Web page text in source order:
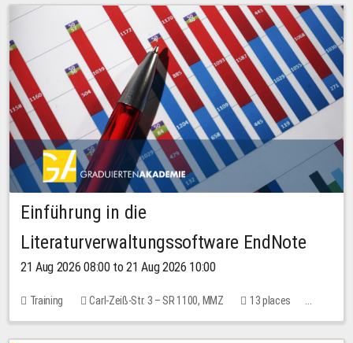
Einführung in die
Literaturverwaltungssoftware EndNote
21 Aug 2026 08:00 to 21 Aug 2026 10:00
Training Carl-Zeiß-Str. 3 – SR 1100, MMZ
13 places
10.00 EUR